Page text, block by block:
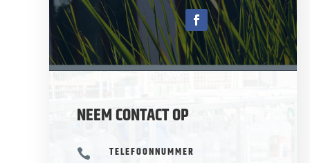
NEEM CONTACT OP
 TELEFOONNUMMER